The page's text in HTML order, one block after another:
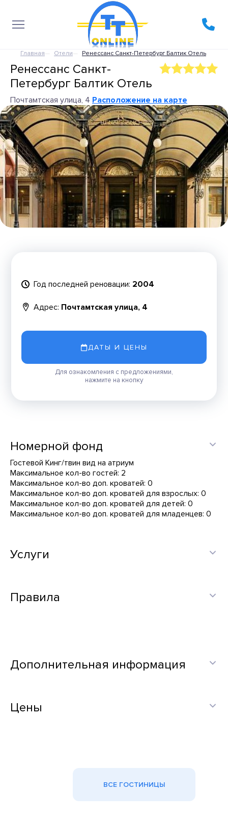
Главная Отели Ренессанс Санкт-Петербург Балтик Отель
Ренессанс Санкт-
Петербург Балтик Отель
Почтамтская улица, 4 Расположение на карте
Год последней реновации: 2004
Адрес: Почтамтская улица, 4
ДАТЫ И ЦЕНЫ
Для ознакомления с предложениями,
нажмите на кнопку
Номерной фонд
Гостевой Кинг/твин вид на атриум
Максимальное кол-во гостей: 2
Максимальное кол-во доп. кроватей: 0
Максимальное кол-во доп. кроватей для взрослых: 0
Максимальное кол-во доп. кроватей для детей: 0
Максимальное кол-во доп. кроватей для младенцев: 0
Услуги
Правила
Дополнительная информация
Цены
ВСЕ ГОСТИНИЦЫ